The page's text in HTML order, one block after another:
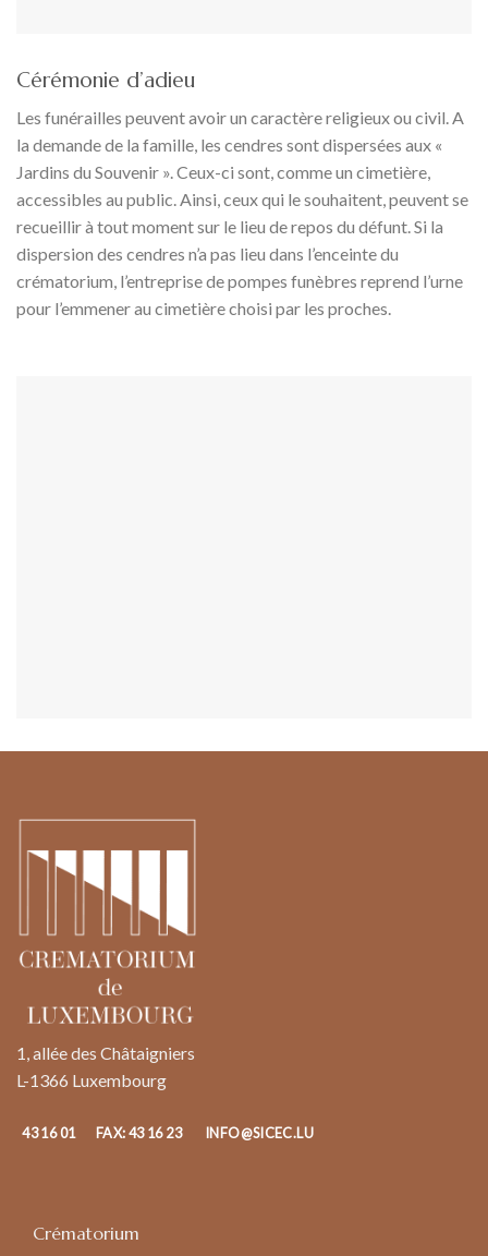
Cérémonie d’adieu
Les funérailles peuvent avoir un caractère religieux ou civil. A
la demande de la famille, les cendres sont dispersées aux «
Jardins du Souvenir ». Ceux-ci sont, comme un cimetière,
accessibles au public. Ainsi, ceux qui le souhaitent, peuvent se
recueillir à tout moment sur le lieu de repos du défunt. Si la
dispersion des cendres n’a pas lieu dans l’enceinte du
crématorium, l’entreprise de pompes funèbres reprend l’urne
pour l’emmener au cimetière choisi par les proches.
1, allée des Châtaigniers
L-1366 Luxembourg
43 16 01 FAX: 43 16 23 INFO@SICEC.LU
Crématorium